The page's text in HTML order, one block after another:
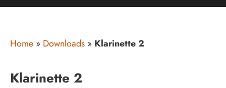
Home » Downloads » Klarinette 2
Klarinette 2